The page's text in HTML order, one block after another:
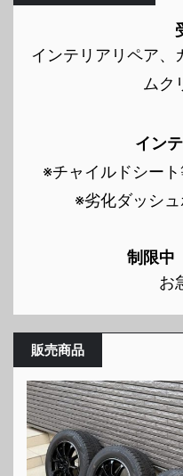
インテリアリペア、
ムク
イン
※チャイルドシー
※劣化ダッシ
制限中
お
販売商品